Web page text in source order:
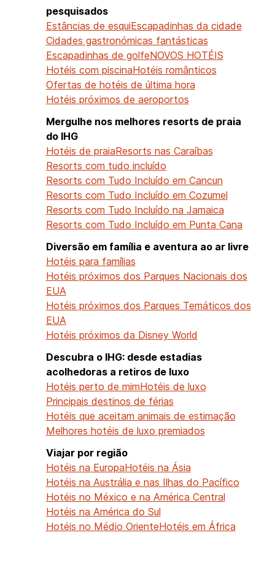
pesquisados
Estâncias de esquiEscapadinhas da cidade
Cidades gastronómicas fantásticas
Escapadinhas de golfeNOVOS HOTÉIS
Hotéis com piscinaHotéis românticos
Ofertas de hotéis de última hora
Hotéis próximos de aeroportos
Mergulhe nos melhores resorts de praia
do IHG
Hotéis de praiaResorts nas Caraíbas
Resorts com tudo incluído
Resorts com Tudo Incluído em Cancun
Resorts com Tudo Incluído em Cozumel
Resorts com Tudo Incluído na Jamaica
Resorts com Tudo Incluído em Punta Cana
Diversão em família e aventura ao ar livre
Hotéis para famílias
Hotéis próximos dos Parques Nacionais dos
EUA
Hotéis próximos dos Parques Temáticos dos
EUA
Hotéis próximos da Disney World
Descubra o IHG: desde estadias
acolhedoras a retiros de luxo
Hotéis perto de mimHotéis de luxo
Principais destinos de férias
Hotéis que aceitam animais de estimação
Melhores hotéis de luxo premiados
Viajar por região
Hotéis na EuropaHotéis na Ásia
Hotéis na Austrália e nas Ilhas do Pacífico
Hotéis no México e na América Central
Hotéis na América do Sul
Hotéis no Médio OrienteHotéis em África